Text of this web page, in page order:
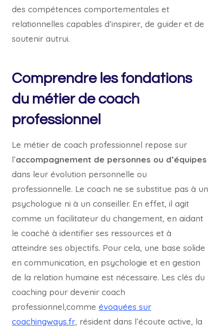
des compétences comportementales et
relationnelles capables d’inspirer, de guider et de
soutenir autrui.
Comprendre les fondations
du métier de coach
professionnel
Le métier de coach professionnel repose sur
l’accompagnement de personnes ou d’équipes
dans leur évolution personnelle ou
professionnelle. Le coach ne se substitue pas à un
psychologue ni à un conseiller. En effet, il agit
comme un facilitateur du changement, en aidant
le coaché à identifier ses ressources et à
atteindre ses objectifs. Pour cela, une base solide
en communication, en psychologie et en gestion
de la relation humaine est nécessaire. Les clés du
coaching pour devenir coach
professionnel,comme évoquées sur
coachingways.fr, résident dans l’écoute active, la